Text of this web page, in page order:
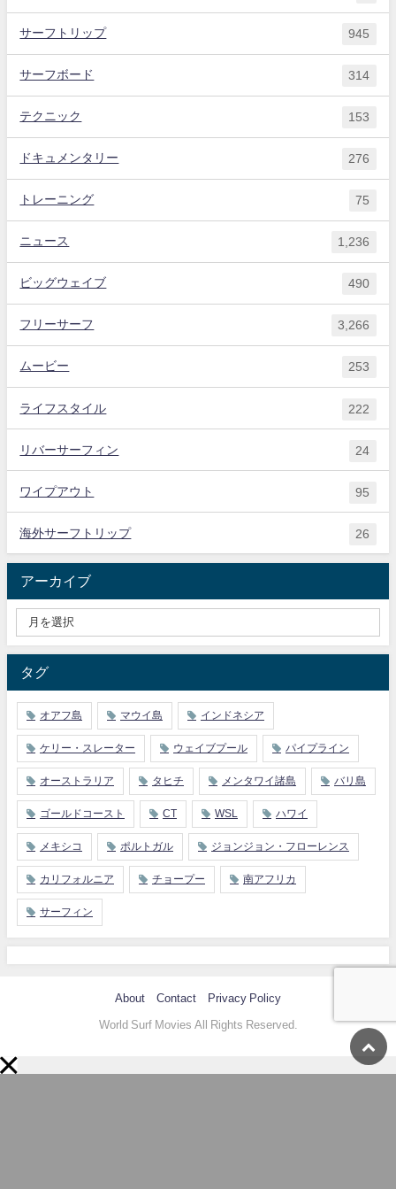
サーフトリップ 945
サーフボード 314
テクニック 153
ドキュメンタリー 276
トレーニング 75
ニュース 1,236
ビッグウェイブ 490
フリーサーフ 3,266
ムービー 253
ライフスタイル 222
リバーサーフィン 24
ワイプアウト 95
海外サーフトリップ 26
アーカイブ
タグ
オアフ島 マウイ島 インドネシア
ケリー・スレーター ウェイブプール パイプライン
オーストラリア タヒチ メンタワイ諸島 バリ島
ゴールドコースト CT WSL ハワイ
メキシコ ポルトガル ジョンジョン・フローレンス
カリフォルニア チョープー 南アフリカ
サーフィン
About Contact Privacy Policy
World Surf Movies All Rights Reserved.